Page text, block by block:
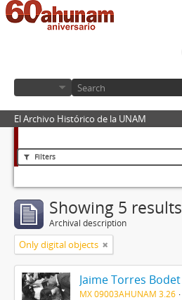
El Archivo Histórico de la UNAM
Filters
Showing 5 results
Archival description
Only digital objects
Jaime Torres Bodet
MX 09003AHUNAM 3.26